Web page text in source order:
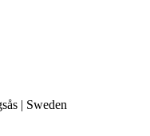
| Sweden